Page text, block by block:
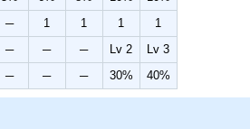
─ 1 1 1
1
─ ─ ─ Lv 2
Lv 3
─ ─ ─ 30% 40%